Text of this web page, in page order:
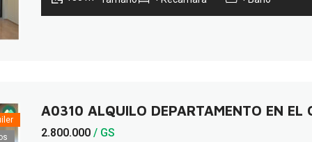
plantas, ubicada a minutos del Yacht y Golf Club y avda.
A0310 ALQUILO DEPARTAMENTO EN EL
2.800.000 / GS